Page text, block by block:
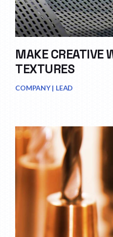
MAKE CREATIVE
TEXTURES
COMPANY LEAD